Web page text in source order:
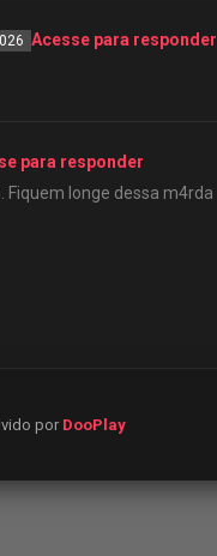
Acesse para responder
para responder
Fiquem longe dessa m4rda
por DooPlay